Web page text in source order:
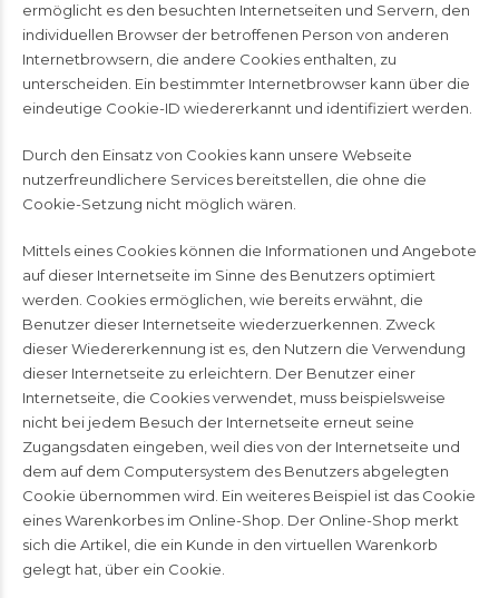
ermöglicht es den besuchten Internetseiten und Servern, den
individuellen Browser der betroffenen Person von anderen
Internetbrowsern, die andere Cookies enthalten, zu
unterscheiden. Ein bestimmter Internetbrowser kann über die
eindeutige Cookie-ID wiedererkannt und identifiziert werden.
Durch den Einsatz von Cookies kann unsere Webseite
nutzerfreundlichere Services bereitstellen, die ohne die
Cookie-Setzung nicht möglich wären.
Mittels eines Cookies können die Informationen und Angebote
auf dieser Internetseite im Sinne des Benutzers optimiert
werden. Cookies ermöglichen, wie bereits erwähnt, die
Benutzer dieser Internetseite wiederzuerkennen. Zweck
dieser Wiedererkennung ist es, den Nutzern die Verwendung
dieser Internetseite zu erleichtern. Der Benutzer einer
Internetseite, die Cookies verwendet, muss beispielsweise
nicht bei jedem Besuch der Internetseite erneut seine
Zugangsdaten eingeben, weil dies von der Internetseite und
dem auf dem Computersystem des Benutzers abgelegten
Cookie übernommen wird. Ein weiteres Beispiel ist das Cookie
eines Warenkorbes im Online-Shop. Der Online-Shop merkt
sich die Artikel, die ein Kunde in den virtuellen Warenkorb
gelegt hat, über ein Cookie.